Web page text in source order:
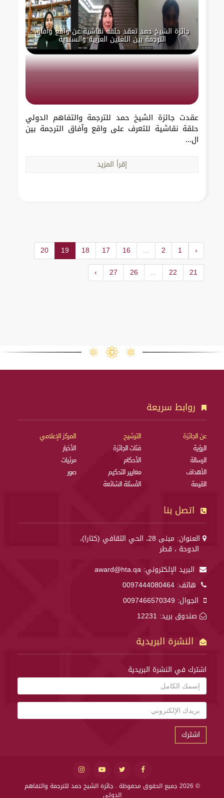
جائزة الشيخ حمد تعقد حلقة نقاشية عن واقع وآفاق
الترجمة بين اللغتين العربية والسندية
عقدت جائزة الشيخ حمد للترجمة والتفاهم الدولي
حلقة نقاشية للتعرف على واقع وآفاق الترجمة بين
ال...
إقرأ المزيد
‹
1
2
...
16
17
18
19
20
21
22
...
26
27
›
روابط سريعة
عن الجائزة
الرؤية
الرسالة
الأهداف
القيمة
الترشيح
فئات الجائزة
الأحكام
معايير التحكيم
الأسئلة الشائعة
المركز الإعلامي
الأخبار
مرئيات
صور
اتصل بنا
العنوان: مبنى 28، الحي الثقافي (كتارا)،
الدوحة ، قطر
البريد الإلكتروني: award@hta.qa
هاتف: 0097444080464
الجوال: 0097466570349
صندوق بريد: 12231
النشرة البريدية
اشترك في النشرة البريدية
اشترك
© 2026 جميع الحقوق محفوظة .
جائزة الشيخ حمد للترجمة والتفاهم
الدولي